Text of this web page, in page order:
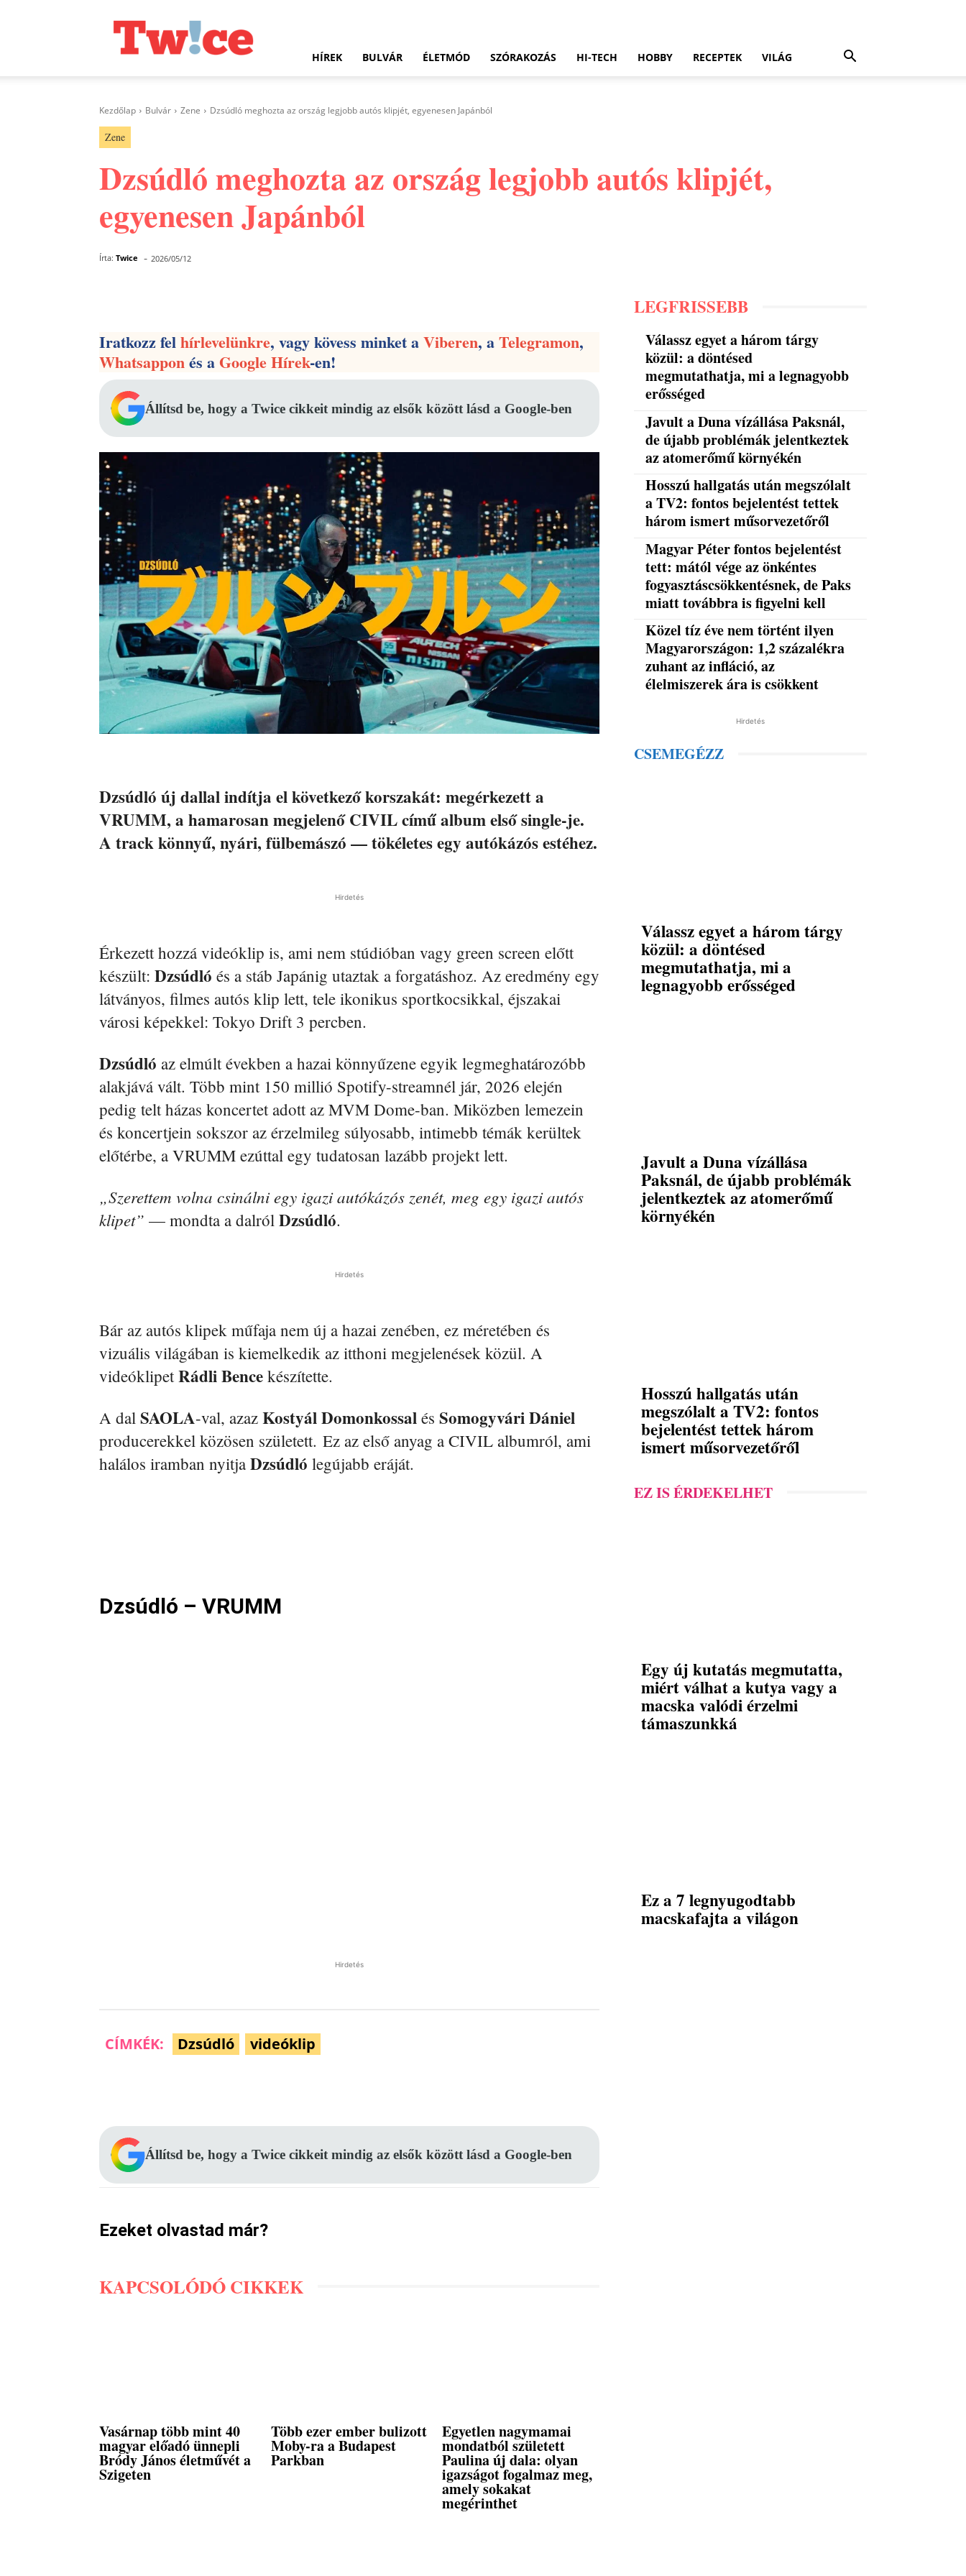
HÍREK BULVÁR ÉLETMÓD SZÓRAKOZÁS HI-TECH HOBBY RECEPTEK VILÁG
Kezdőlap Bulvár Zene Dzsúdló meghozta az ország legjobb autós klipjét, egyenesen Japánból
Zene
Dzsúdló meghozta az ország legjobb autós klipjét,
egyenesen Japánból
Írta: Twice - 2026/05/12
Iratkozz felhírlevelünkre, vagy kövess minket aViberen, aTelegramon,
Whatsapponés aGoogle Hírek-en!
Állítsd be, hogy a Twice cikkeit mindig az elsők között lásd a Google-ben
Dzsúdló új dallal indítja el következő korszakát: megérkezett a
VRUMM, a hamarosan megjelenő CIVIL című album első single-je.
A track könnyű, nyári, fülbemászó — tökéletes egy autókázós estéhez.
Hirdetés
Érkezett hozzá videóklip is, ami nem stúdióban vagy green screen előtt
készült: Dzsúdló és a stáb Japánig utaztak a forgatáshoz. Az eredmény egy
látványos, filmes autós klip lett, tele ikonikus sportkocsikkal, éjszakai
városi képekkel: Tokyo Drift 3 percben.
Dzsúdló az elmúlt években a hazai könnyűzene egyik legmeghatározóbb
alakjává vált. Több mint 150 millió Spotify-streamnél jár, 2026 elején
pedig telt házas koncertet adott az MVM Dome-ban. Miközben lemezein
és koncertjein sokszor az érzelmileg súlyosabb, intimebb témák kerültek
előtérbe, a VRUMM ezúttal egy tudatosan lazább projekt lett.
„Szerettem volna csinálni egy igazi autókázós zenét, meg egy igazi autós
klipet” — mondta a dalról Dzsúdló.
Hirdetés
Bár az autós klipek műfaja nem új a hazai zenében, ez méretében és
vizuális világában is kiemelkedik az itthoni megjelenések közül. A
videóklipetRádli Bence készítette.
A dal SAOLA-val, azaz Kostyál Domonkossal és Somogyvári Dániel
producerekkel közösen született. Ez az első anyag a CIVIL albumról, ami
halálos iramban nyitja Dzsúdló legújabb eráját.
Dzsúdló – VRUMM
Hirdetés
CÍMKÉK: Dzsúdló videóklip
Állítsd be, hogy a Twice cikkeit mindig az elsők között lásd a Google-ben
Ezeket olvastad már?
KAPCSOLÓDÓ CIKKEK
Vasárnap több mint 40
magyar előadó ünnepli
Bródy János életművét a
Szigeten
Több ezer ember bulizott
Moby-ra a Budapest
Parkban
Egyetlen nagymamai
mondatból született
Paulina új dala: olyan
igazságot fogalmaz meg,
amely sokakat
megérinthet
LEGFRISSEBB
Válassz egyet a három tárgy
közül: a döntésed
megmutathatja, mi a legnagyobb
erősséged
Javult a Duna vízállása Paksnál,
de újabb problémák jelentkeztek
az atomerőmű környékén
Hosszú hallgatás után megszólalt
a TV2: fontos bejelentést tettek
három ismert műsorvezetőről
Magyar Péter fontos bejelentést
tett: mától vége az önkéntes
fogyasztáscsökkentésnek, de Paks
miatt továbbra is figyelni kell
Közel tíz éve nem történt ilyen
Magyarországon: 1,2 százalékra
zuhant az infláció, az
élelmiszerek ára is csökkent
Hirdetés
CSEMEGÉZZ
Válassz egyet a három tárgy
közül: a döntésed
megmutathatja, mi a
legnagyobb erősséged
Javult a Duna vízállása
Paksnál, de újabb problémák
jelentkeztek az atomerőmű
környékén
Hosszú hallgatás után
megszólalt a TV2: fontos
bejelentést tettek három
ismert műsorvezetőről
EZ IS ÉRDEKELHET
Egy új kutatás megmutatta,
miért válhat a kutya vagy a
macska valódi érzelmi
támaszunkká
Ez a 7 legnyugodtabb
macskafajta a világon